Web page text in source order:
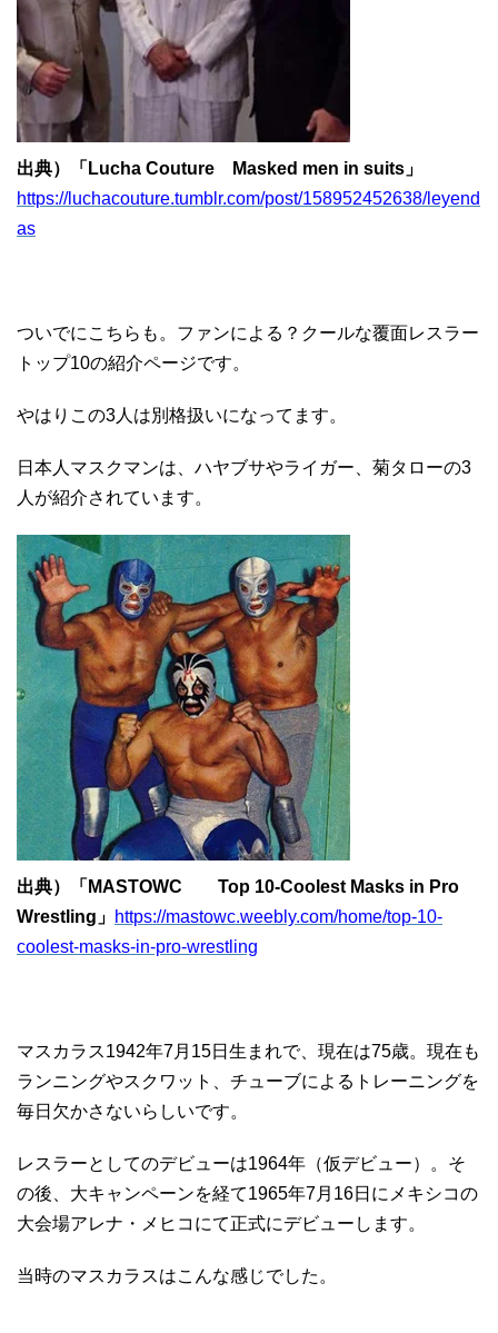
出典）「Lucha Couture Masked men in suits」
https://luchacouture.tumblr.com/post/158952452638/leyend
as
ついでにこちらも。ファンによる？クールな覆面レスラー
トップ10の紹介ページです。
やはりこの3人は別格扱いになってます。
日本人マスクマンは、ハヤブサやライガー、菊タローの3
人が紹介されています。
出典）「MASTOWC Top 10-Coolest Masks in Pro
Wrestling」 https://mastowc.weebly.com/home/top-10-
coolest-masks-in-pro-wrestling
マスカラス1942年7月15日生まれで、現在は75歳。現在も
ランニングやスクワット、チューブによるトレーニングを
毎日欠かさないらしいです。
レスラーとしてのデビューは1964年（仮デビュー）。そ
の後、大キャンペーンを経て1965年7月16日にメキシコの
大会場アレナ・メヒコにて正式にデビューします。
当時のマスカラスはこんな感じでした。